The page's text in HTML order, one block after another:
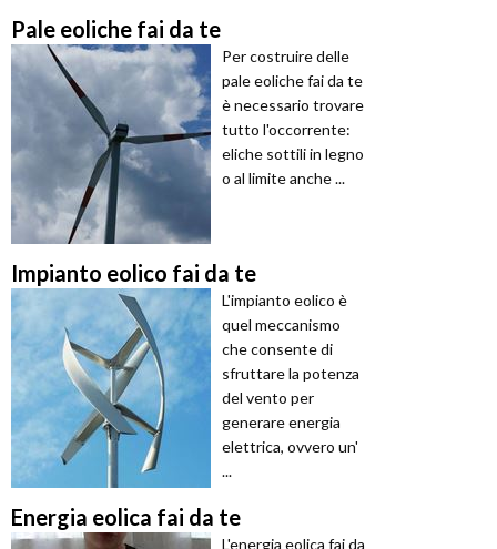
Pale eoliche fai da te
Per costruire delle
pale eoliche fai da te
è necessario trovare
tutto l'occorrente:
eliche sottili in legno
o al limite anche ...
Impianto eolico fai da te
L'impianto eolico è
quel meccanismo
che consente di
sfruttare la potenza
del vento per
generare energia
elettrica, ovvero un'
...
Energia eolica fai da te
L'energia eolica fai da